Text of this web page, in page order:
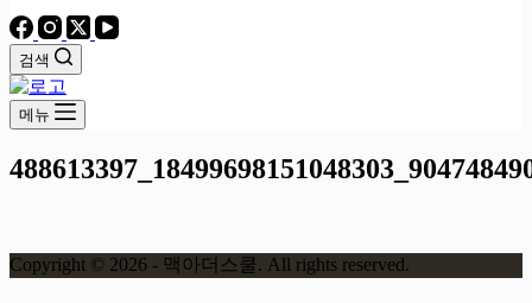
검색
메뉴
Copyright © 2026 - 맥아더스쿨. All rights reserved.